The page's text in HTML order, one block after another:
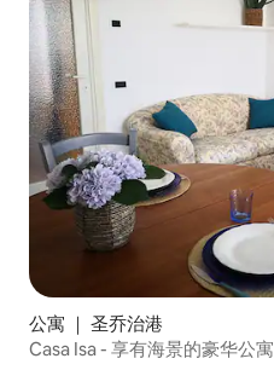
公寓 ｜ 圣乔治港
Casa Isa - 享有海景的豪华公寓